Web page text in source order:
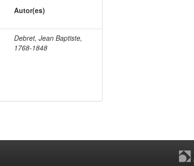
Autor(es)
Debret, Jean Baptiste,
1768-1848